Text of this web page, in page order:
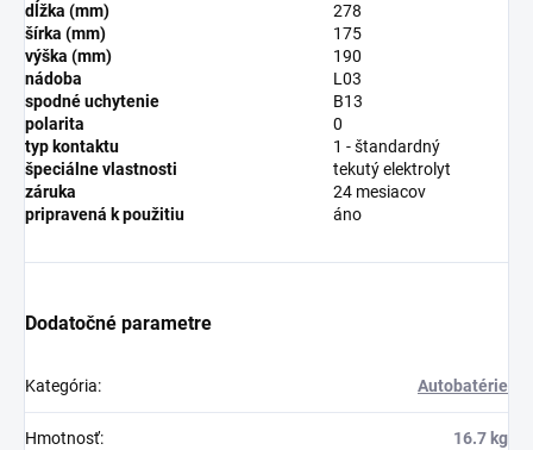
dĺžka (mm)
278
šírka (mm)
175
výška (mm)
190
nádoba
L03
spodné uchytenie
B13
polarita
0
typ kontaktu
1 - štandardný
špeciálne vlastnosti
tekutý elektrolyt
záruka
24 mesiacov
pripravená k použitiu
áno
Dodatočné parametre
Kategória: Autobatérie
Hmotnosť: 16.7 kg